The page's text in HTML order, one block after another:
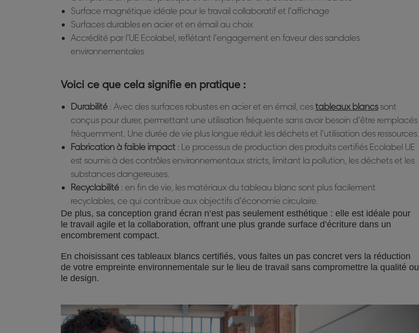
Surface magnétique idéale pour le travail collaboratif et l’affichage
Surfaces durables en acier et en émail au choix
Accrédité par l’UE Ecolabel, reflétant l’engagement en faveur des sandales
environnementales
Voici ce que cela signifie en pratique :
Durabilité : Avec des surfaces robustes en acier et en émail, cestableaux blancs sont
conçus pour durer, permettant une utilisation fréquente sans avoir besoin d’être remplacés
fréquemment. Une durée de vie plus longue réduit les déchets et l’utilisation des ressources.
Fabrication à faible impact : Le processus de production des produits certifiés Ecolabel UE
est soumis à des contrôles environnementaux stricts, limitant la pollution, les déchets et les
substances dangereuses.
Recyclabilité : en fin de vie, les matériaux du tableau blanc sont plus facilement
recyclables, ce qui contribue aux objectifs d’économie circulaire.
De plus, sa conception grand écran n’est pas seulement esthétique : elle est idéale pour
le travail agile et la collaboration, offrant une plus grande surface d’écriture dans un
encombrement compact.
En choisissant ces tableaux blancs certifiés, vous faites un pas concret vers la réduction
de votre empreinte environnementale sur le lieu de travail sans compromettre la qualité ou
le design.